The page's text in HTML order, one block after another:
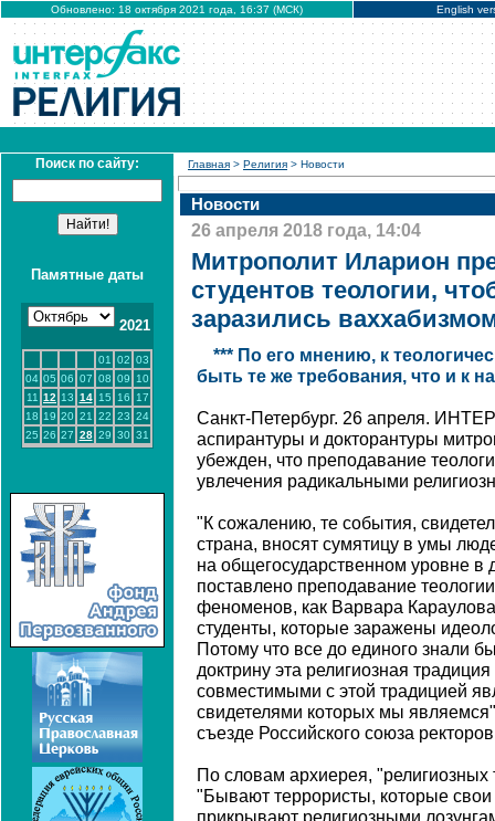
Обновлено: 18 октября 2021 года, 16:37 (МСК) English
Поиск по сайту:
Памятные даты
2021
01 02 03
04 05 06 07 08 09
10
11 12 13 14 15 16
17
18 19 20 21 22 23 24
25 26 27 28 29 30 31
Главная > Религия > Новости
Новости
26 апреля 2018 года, 14:04
Митрополит Иларион
студентов теологии,
заразились
*** По его мнению, к
быть те же требования, что и к
Санкт-Петербург. 26 апреля.
аспирантуры и докторантуры
убежден, что преподавание
увлечения радикальными
"К сожалению, те события,
страна, вносят сумятицу в умы
на общегосударственном уровне
поставлено преподавание
феноменов, как Варвара
студенты, которые заражены
Потому что все до единого знали
доктрину эта религиозная
совместимыми с этой традицией
свидетелями которых мы
съезде Российского союза
По словам архиерея, "религиозных
"Бывают террористы, которые
прикрывают религиозными